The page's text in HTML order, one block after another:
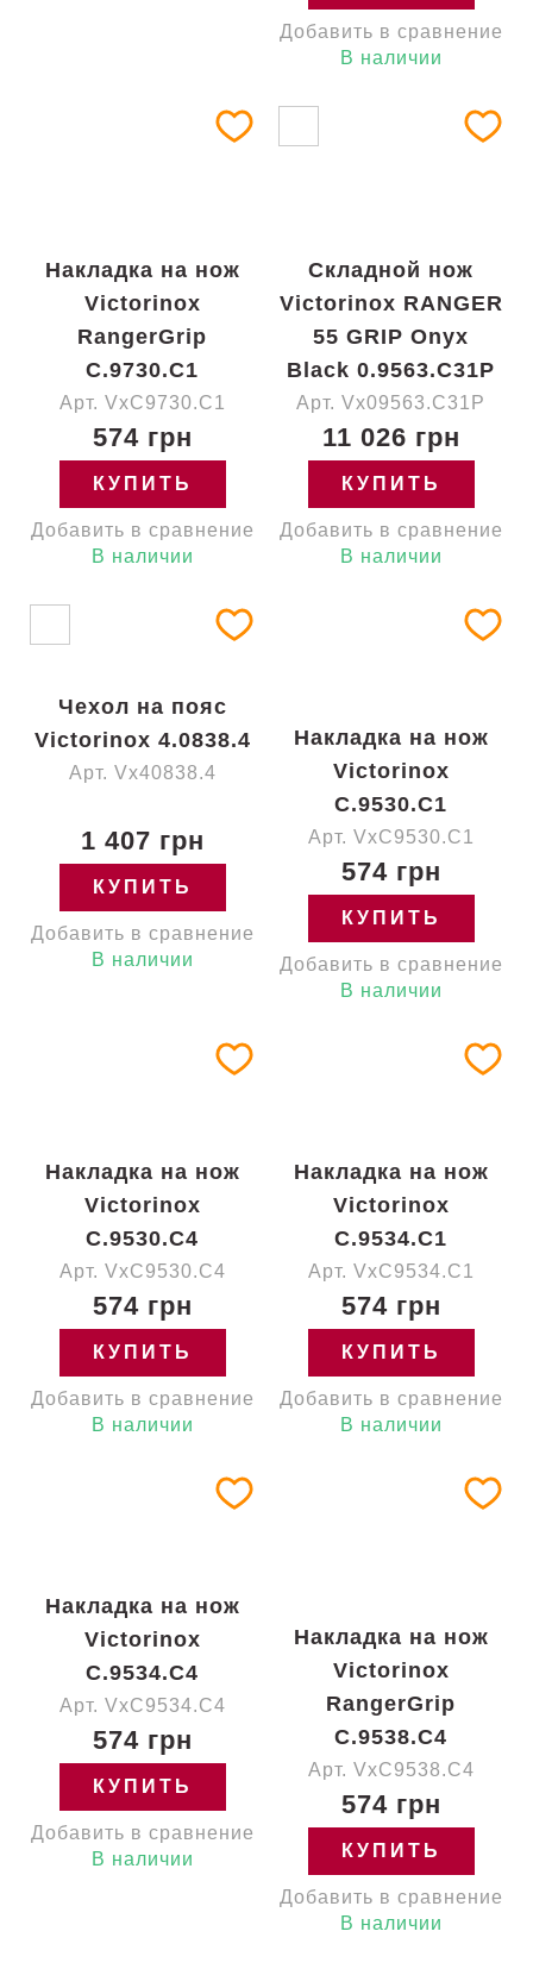
Добавить в сравнение
В наличии
Накладка на нож
Victorinox
RangerGrip
C.9730.C1
Арт. VxC9730.C1
574 грн
КУПИТЬ
Добавить в сравнение
В наличии
Складной нож
Victorinox RANGER
55 GRIP Onyx
Black 0.9563.C31P
Арт. Vx09563.C31P
11 026 грн
КУПИТЬ
Добавить в сравнение
В наличии
Чехол на пояс
Victorinox 4.0838.4
Арт. Vx40838.4
1 407 грн
КУПИТЬ
Добавить в сравнение
В наличии
Накладка на нож
Victorinox
C.9530.C1
Арт. VxC9530.C1
574 грн
КУПИТЬ
Добавить в сравнение
В наличии
Накладка на нож
Victorinox
C.9530.C4
Арт. VxC9530.C4
574 грн
КУПИТЬ
Добавить в сравнение
В наличии
Накладка на нож
Victorinox
C.9534.C1
Арт. VxC9534.C1
574 грн
КУПИТЬ
Добавить в сравнение
В наличии
Накладка на нож
Victorinox
C.9534.C4
Арт. VxC9534.C4
574 грн
КУПИТЬ
Добавить в сравнение
В наличии
Накладка на нож
Victorinox
RangerGrip
C.9538.C4
Арт. VxC9538.C4
574 грн
КУПИТЬ
Добавить в сравнение
В наличии